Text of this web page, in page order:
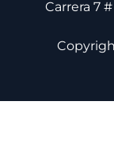
Carrera 7